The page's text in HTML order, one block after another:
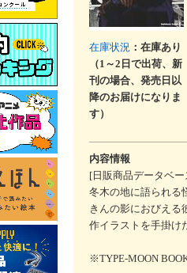
在庫状況 ：在庫あり
（1～2日で出荷、新
刊の場合、発売日以
降のお届けになりま
す）
内容情報
[日販商品データベ
冬木の地に語られる
きんの影におびえ
作イラストを手掛け
※TYPE-MOON